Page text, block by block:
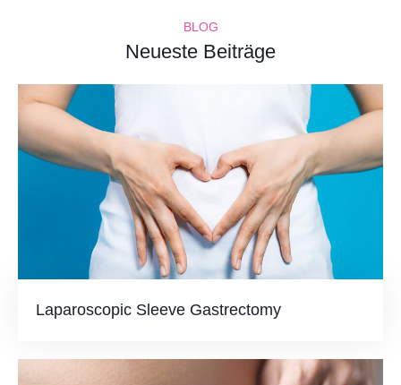
BLOG
Neueste Beiträge
Laparoscopic Sleeve Gastrectomy